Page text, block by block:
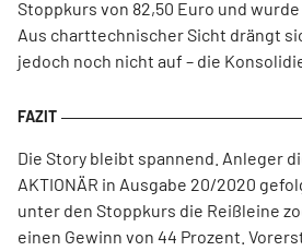
Stoppkurs von 82,50 Euro und
Aus charttechnischer Sicht drängt
jedoch noch nicht auf – die
Die Story bleibt spannend. Anleger
AKTIONÄR in Ausgabe 20/2020
unter den Stoppkurs die Reißleine
einen Gewinn von 44 Prozent.